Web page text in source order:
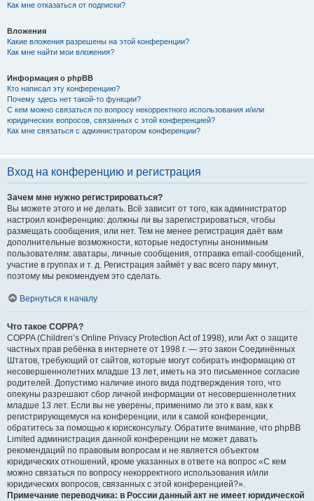
Как мне отказаться от подписки?
Вложения
Какие вложения разрешены на этой конференции?
Как мне найти мои вложения?
Информация о phpBB
Кто написал эту конференцию?
Почему здесь нет такой-то функции?
С кем можно связаться по вопросу некорректного использования и/или
юридических вопросов, связанных с этой конференцией?
Как мне связаться с администратором конференции?
Вход на конференцию и регистрация
Зачем мне нужно регистрироваться?
Вы можете этого и не делать. Всё зависит от того, как администратор
настроил конференцию: должны ли вы зарегистрироваться, чтобы
размещать сообщения, или нет. Тем не менее регистрация даёт вам
дополнительные возможности, которые недоступны анонимным
пользователям: аватары, личные сообщения, отправка email-сообщений,
участие в группах и т. д. Регистрация займёт у вас всего пару минут,
поэтому мы рекомендуем это сделать.
Вернуться к началу
Что такое COPPA?
COPPA (Children’s Online Privacy Protection Act of 1998), или Акт о защите
частных прав ребёнка в интернете от 1998 г. — это закон Соединённых
Штатов, требующий от сайтов, которые могут собирать информацию от
несовершеннолетних младше 13 лет, иметь на это письменное согласие
родителей. Допустимо наличие иного вида подтверждения того, что
опекуны разрешают сбор личной информации от несовершеннолетних
младше 13 лет. Если вы не уверены, применимо ли это к вам, как к
регистрирующемуся на конференции, или к самой конференции,
обратитесь за помощью к юрисконсульту. Обратите внимание, что phpBB
Limited администрация данной конференции не может давать
рекомендаций по правовым вопросам и не является объектом
юридических отношений, кроме указанных в ответе на вопрос «С кем
можно связаться по вопросу некорректного использования и/или
юридических вопросов, связанных с этой конференцией?».
Примечание переводчика: в России данный акт не имеет юридической